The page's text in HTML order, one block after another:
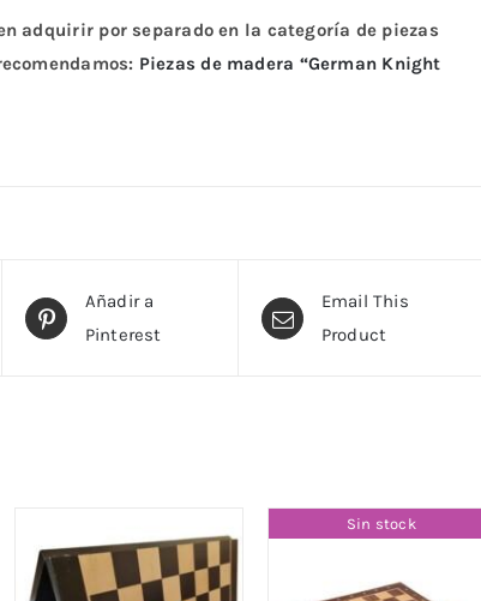
adquirir por separado en la categoría de piezas
Piezas de madera “German Knight
Añadir a
Pinterest
Email This
Product
Sin stock